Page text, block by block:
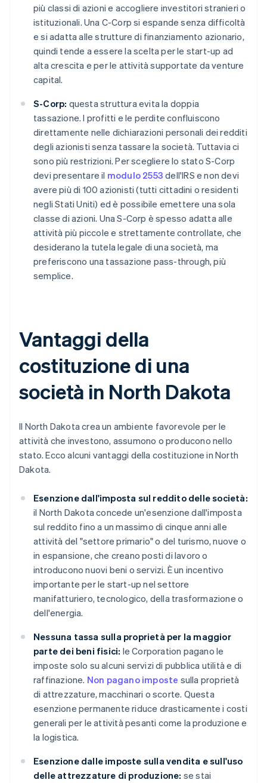
più classi di azioni e accogliere investitori stranieri o
istituzionali. Una C-Corp si espande senza difficoltà
e si adatta alle strutture di finanziamento azionario,
quindi tende a essere la scelta per le start-up ad
alta crescita e per le attività supportate da venture
capital.
S-Corp: questa struttura evita la doppia
tassazione. I profitti e le perdite confluiscono
direttamente nelle dichiarazioni personali dei redditi
degli azionisti senza tassare la società. Tuttavia ci
sono più restrizioni. Per scegliere lo stato S-Corp
devi presentare il modulo 2553 dell'IRS e non devi
avere più di 100 azionisti (tutti cittadini o residenti
negli Stati Uniti) ed è possibile emettere una sola
classe di azioni. Una S-Corp è spesso adatta alle
attività più piccole e strettamente controllate, che
desiderano la tutela legale di una società, ma
preferiscono una tassazione pass-through, più
semplice.
Vantaggi della
costituzione di una
società in North Dakota
Il North Dakota crea un ambiente favorevole per le
attività che investono, assumono o producono nello
stato. Ecco alcuni vantaggi della costituzione in North
Dakota.
Esenzione dall'imposta sul reddito delle società:
il North Dakota concede un'esenzione dall'imposta
sul reddito fino a un massimo di cinque anni alle
attività del "settore primario" o del turismo, nuove o
in espansione, che creano posti di lavoro o
introducono nuovi beni o servizi. È un incentivo
importante per le start-up nel settore
manifatturiero, tecnologico, della trasformazione o
dell'energia.
Nessuna tassa sulla proprietà per la maggior
parte dei beni fisici: le Corporation pagano le
imposte solo su alcuni servizi di pubblica utilità e di
raffinazione. Non pagano imposte sulla proprietà
di attrezzature, macchinari o scorte. Questa
esenzione permanente riduce drasticamente i costi
generali per le attività pesanti come la produzione e
la logistica.
Esenzione dalle imposte sulla vendita e sull'uso
delle attrezzature di produzione: se stai